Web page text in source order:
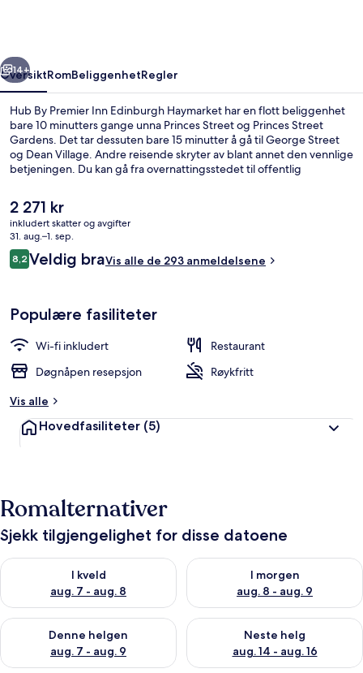
Neste
14+
OversiktRomBeliggenhetRegler
Hub By Premier Inn Edinburgh Haymarket har en flott beliggenhet
bare 10 minutters gange unna Princes Street og Princes Street
Gardens. Det tar dessuten bare 15 minutter å gå til George Street
og Dean Village. Andre reisende skryter av blant annet den vennlige
betjeningen. Du kan gå fra overnattingsstedet til offentlig
fots.
Den
nåværende
prisen
er
2 271 kr
2 271 kr
inkludert skatter og avgifter
31. aug.–1. sep.
Anmeldelser
8,28,2 av 10 –
Veldig braVis alle de 293 anmeldelsene
Populære fasiliteter
Wi-fi inkludert
Restaurant
Døgnåpen resepsjon
Røykfritt
Vis alle
Hovedfasiliteter (5)
Romalternativer
Sjekk tilgjengelighet for disse datoene
I kveld
aug. 7 - aug. 8
Sjekk tilgjengelighet for i kveld, aug. 7 - aug. 8
I morgen
aug. 8 - aug. 9
Sjekk tilgjengelighet for i
Denne helgen
aug. 7 - aug. 9
Sjekk tilgjengelighet for denne helgen, aug. 7 - aug. 9
Neste helg
aug. 14 - aug. 16
Sjekk tilgjengelighet for neste